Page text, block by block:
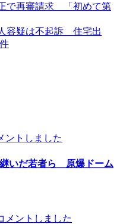
で再審請求 「初めて第
容疑は不起訴 住宅出
ントしました
いだ若者ら 原爆ドーム
メントしました